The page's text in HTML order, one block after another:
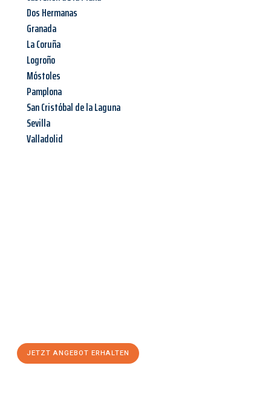
Dos Hermanas
Granada
La Coruña
Logroño
Móstoles
Pamplona
San Cristóbal de la Laguna
Sevilla
Valladolid
JETZT ANGEBOT ERHALTEN